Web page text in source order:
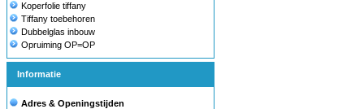
Koperfolie tiffany
Tiffany toebehoren
Dubbelglas inbouw
Opruiming OP=OP
Informatie
Adres & Openingstijden